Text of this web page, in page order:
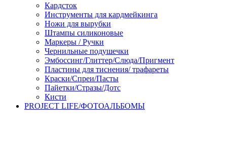
Кардсток
Инструменты для кардмейкинга
Ножи для вырубки
Штампы силиконовые
Маркеры / Ручки
Чернильные подушечки
Эмбоссинг/Глиттер/Слюда/Пригмент
Пластины для тиснения/ трафареты
Краски/Спреи/Пасты
Пайетки/Стразы/Дотс
Кисти
PROJECT LIFE/ФОТОАЛЬБОМЫ